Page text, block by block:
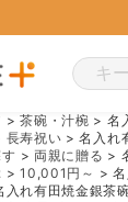
茶碗・汁椀
名
長寿祝い
名入れ
両親に贈る
10,001円～
入れ有田焼金銀茶